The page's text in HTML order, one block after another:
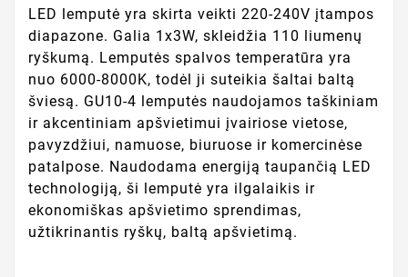
LED lemputė yra skirta veikti 220-240V įtampos
diapazone. Galia 1x3W, skleidžia 110 liumenų
ryškumą. Lemputės spalvos temperatūra yra
nuo 6000-8000K, todėl ji suteikia šaltai baltą
šviesą. GU10-4 lemputės naudojamos taškiniam
ir akcentiniam apšvietimui įvairiose vietose,
pavyzdžiui, namuose, biuruose ir komercinėse
patalpose. Naudodama energiją taupančią LED
technologiją, ši lemputė yra ilgalaikis ir
ekonomiškas apšvietimo sprendimas,
užtikrinantis ryškų, baltą apšvietimą.